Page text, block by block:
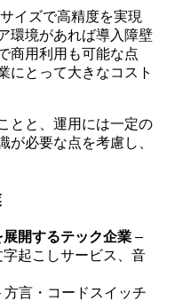
イズで高精度を実現
環境があれば導入障壁
商用利用も可能な点
にとって大きなコスト
とと、運用には一定の
が必要な点を考慮し、
開するテック企業 –
起こしサービス、音
方言・コードスイッチ